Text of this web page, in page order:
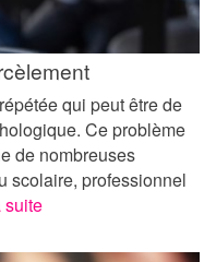
qui peut être de
Ce problème
de nombreuses
scolaire, professionnel
suite